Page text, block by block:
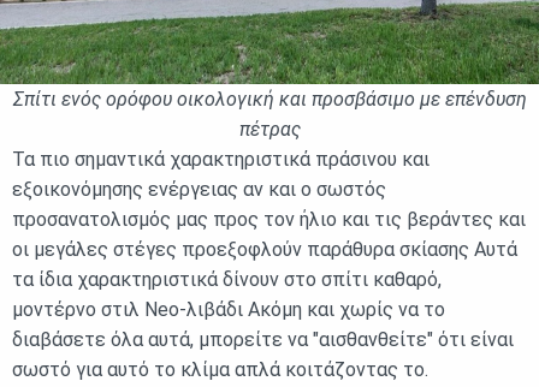
Σπίτι ενός ορόφου οικολογική και προσβάσιμο με επένδυση
πέτρας
Τα πιο σημαντικά χαρακτηριστικά πράσινου και
εξοικονόμησης ενέργειας αν και ο σωστός
προσανατολισμός μας προς τον ήλιο και τις βεράντες και
οι μεγάλες στέγες προεξοφλούν παράθυρα σκίασης Αυτά
τα ίδια χαρακτηριστικά δίνουν στο σπίτι καθαρό,
μοντέρνο στιλ Neo-λιβάδι Ακόμη και χωρίς να το
διαβάσετε όλα αυτά, μπορείτε να "αισθανθείτε" ότι είναι
σωστό για αυτό το κλίμα απλά κοιτάζοντας το.